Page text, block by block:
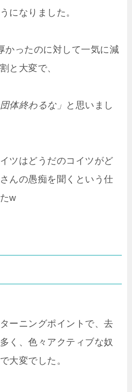
になりました。
かったのに対して一気に減
と大変で、
体終わるな」 と思いまし
ツはどうだのコイツがど
んの愚痴を聞くという仕
w
ーニングポイントで、去
く、色々アクティブな奴
大変でした。